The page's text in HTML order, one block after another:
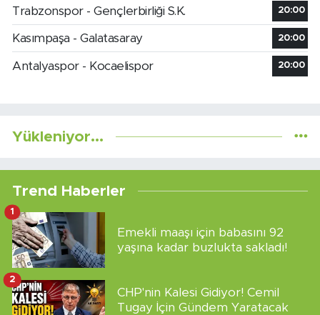
Trabzonspor - Gençlerbirliği S.K. 20:00
Kasımpaşa - Galatasaray 20:00
Antalyaspor - Kocaelispor 20:00
Yükleniyor...
Trend Haberler
Emekli maaşı için babasını 92
yaşına kadar buzlukta sakladı!
1
CHP'nin Kalesi Gidiyor! Cemil
Tugay İçin Gündem Yaratacak
2